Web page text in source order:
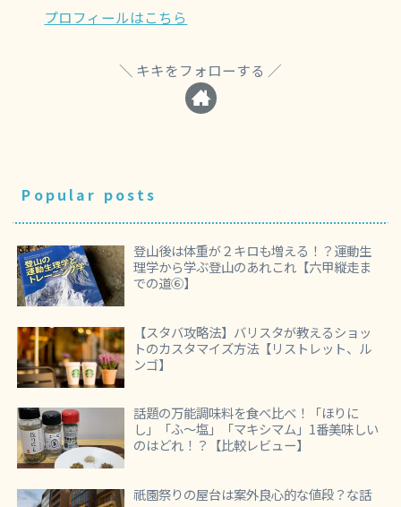
プロフィールはこちら
キキをフォローする
Popular posts
登山後は体重が２キロも増える！？運動生
理学から学ぶ登山のあれこれ【六甲縦走ま
での道⑥】
【スタバ攻略法】バリスタが教えるショッ
トのカスタマイズ方法【リストレット、ル
ンゴ】
話題の万能調味料を食べ比べ！「ほりに
し」「ふ～塩」「マキシマム」1番美味しい
のはどれ！？【比較レビュー】
祇園祭りの屋台は案外良心的な値段？な話